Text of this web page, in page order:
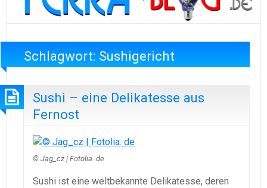
Schlagwort: Sushigericht
Sushi – eine Delikatesse aus
Fernost
© Jag_cz | Fotolia. de
Sushi ist eine weltbekannte Delikatesse, deren